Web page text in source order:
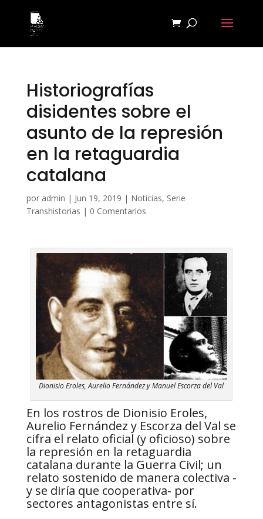
Historiografías
disidentes sobre el
asunto de la represión
en la retaguardia
catalana
por admin | Jun 19, 2019 | Noticias, Serie
Transhistorias | 0 Comentarios
Dionisio Eroles, Aurelio Fernández y Manuel Escorza del Val
En los rostros de Dionisio Eroles,
Aurelio Fernández y Escorza del Val se
cifra el relato oficial (y oficioso) sobre
la represión en la retaguardia
catalana durante la Guerra Civil; un
relato sostenido de manera colectiva -
y se diría que cooperativa- por
sectores antagonistas entre sí.